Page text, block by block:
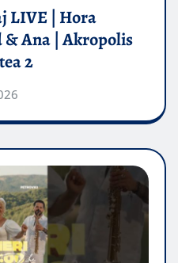
LIVE | Hora
Ana | Akropolis
2